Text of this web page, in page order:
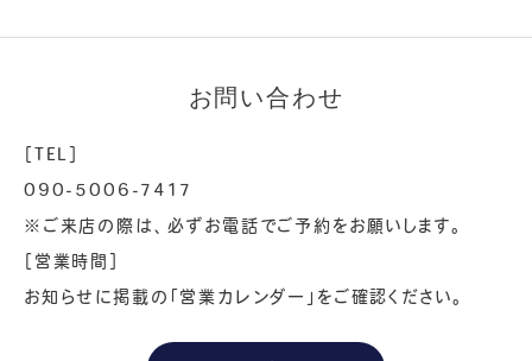
お問い合わせ
［TEL］
090-5006-7417
※ご来店の際は、必ずお電話でご予約をお願いします。
［営業時間］
お知らせに掲載の「営業カレンダー」をご確認ください。